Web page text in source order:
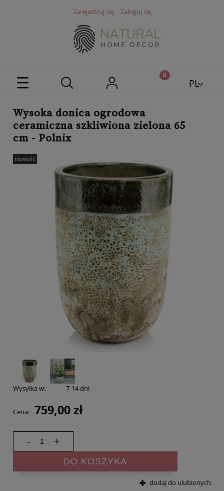
Zarejestruj się Zaloguj się
PL
Wysoka donica ogrodowa
ceramiczna szkliwiona zielona 65
cm - Polnix
nowość
Wysyłka w: 7-14 dni
Cena: 759,00 zł
- +
DO KOSZYKA
dodaj do ulubionych